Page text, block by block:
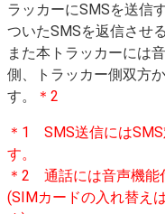
ラッカーにSMSを送信
ついたSMSを返信させ
また本トラッカーには
側、トラッカー側双方
す。
＊2
＊1 SMS送信には
す。
＊2 通話には音声機能
(SIMカードの入れ替え